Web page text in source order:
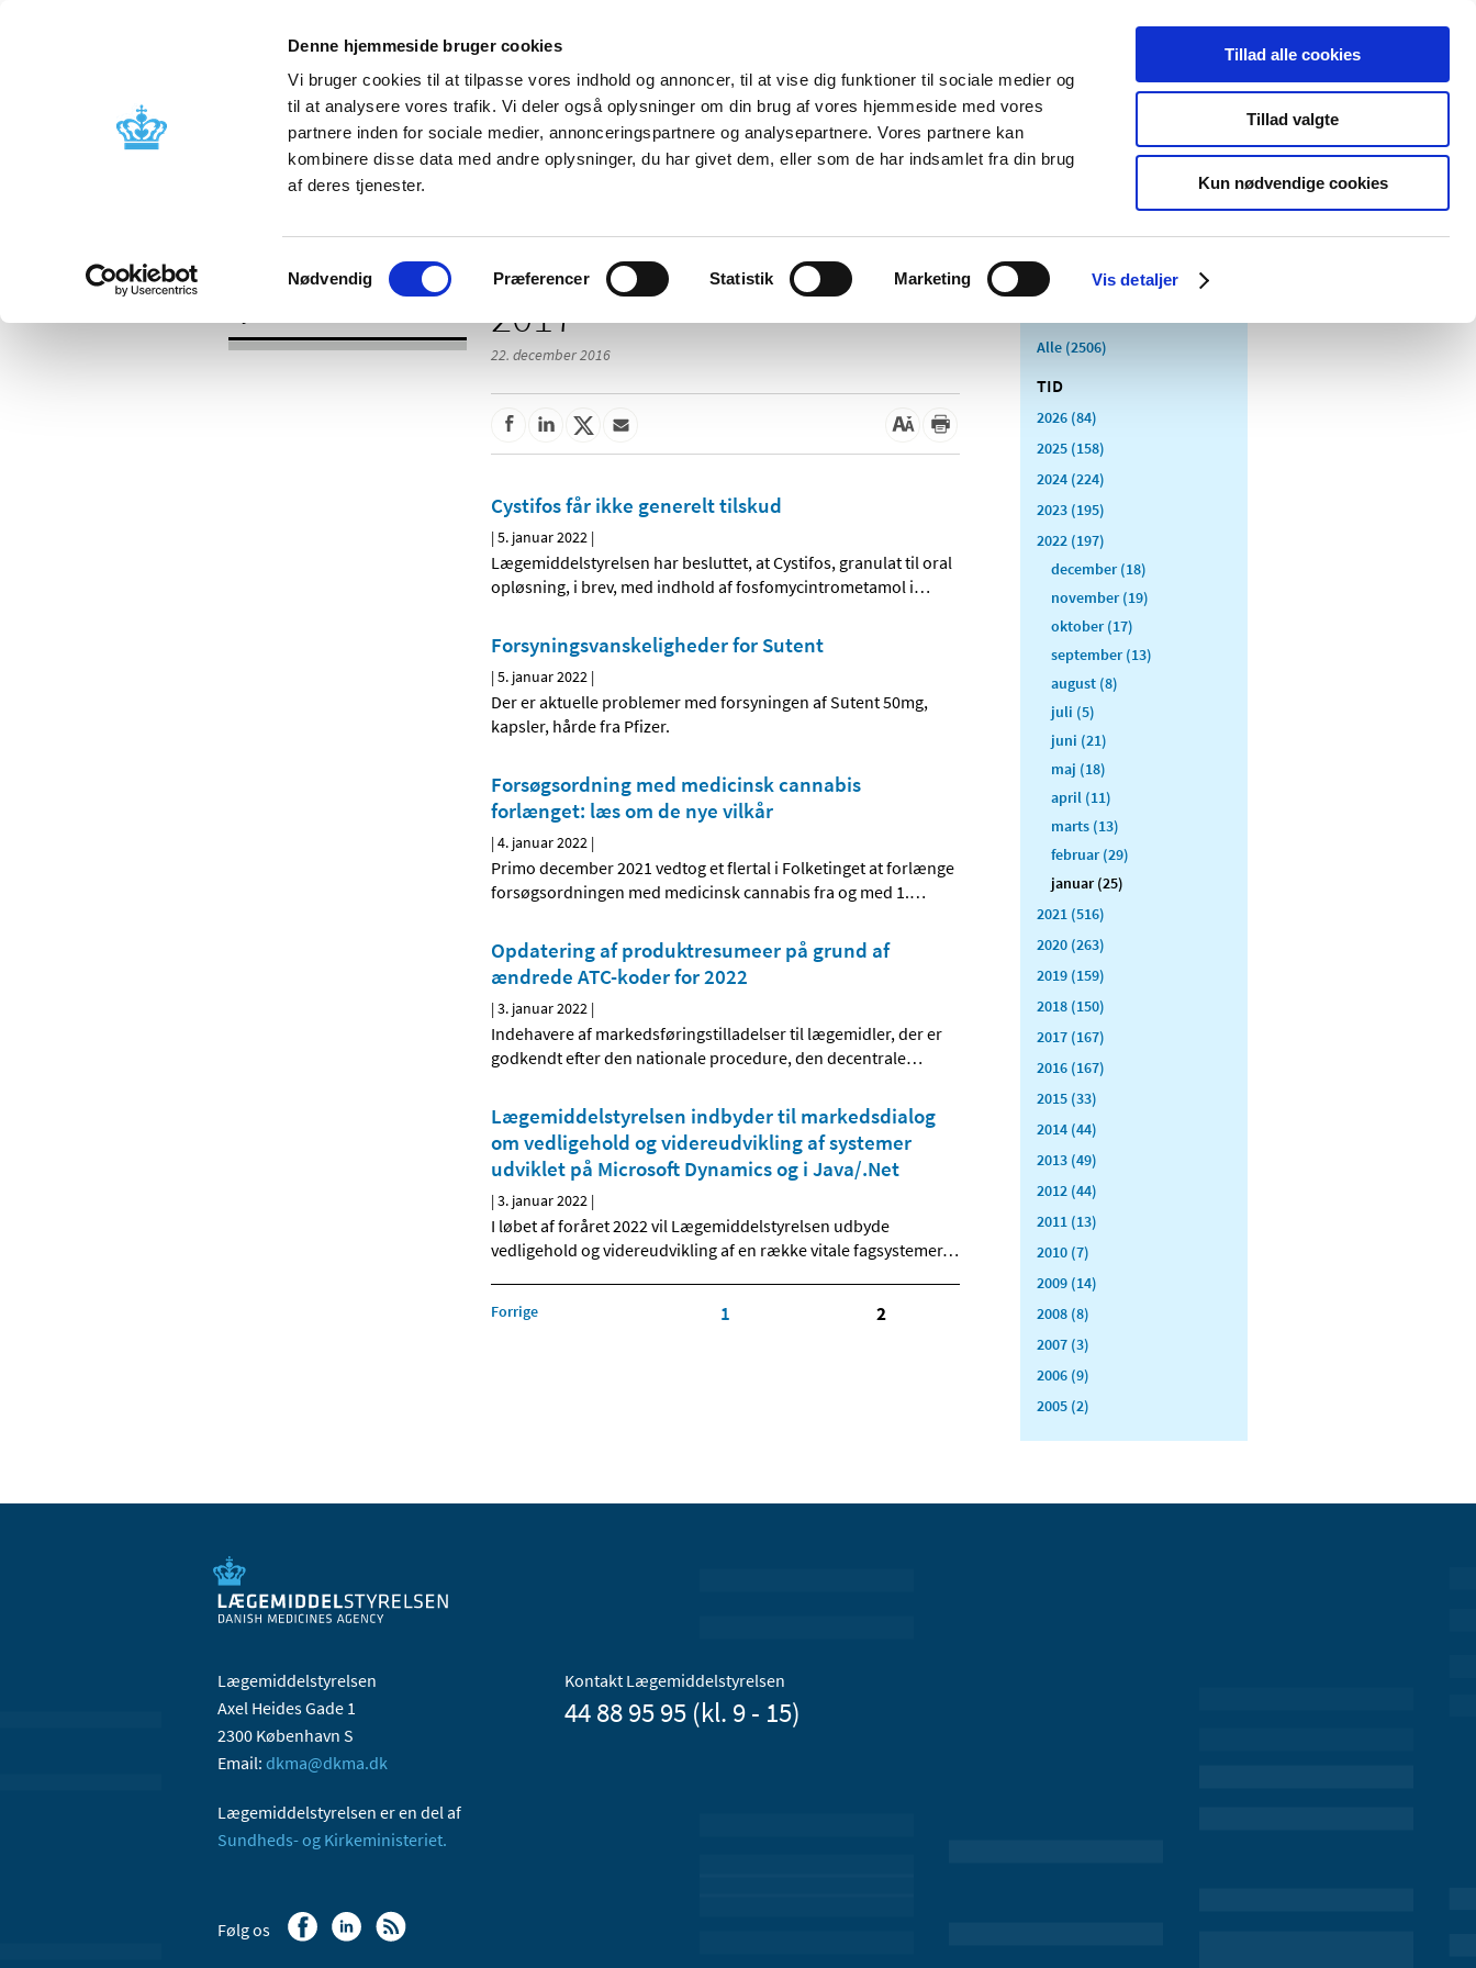
Denne hjemmeside bruger cookies
Vi bruger cookies til at tilpasse vores indhold og annoncer, til at vise dig funktioner til sociale medier og
til at analysere vores trafik. Vi deler også oplysninger om din brug af vores hjemmeside med vores
partnere inden for sociale medier, annonceringspartnere og analysepartnere. Vores partnere kan
kombinere disse data med andre oplysninger, du har givet dem, eller som de har indsamlet fra din brug
af deres tjenester.
Samtykkevalg
Nødvendig Præferencer Statistik Marketing Vis detaljer
Tillad alle cookies
Tillad valgte
Kun nødvendige cookies
Nyheder Om os Kontakt Udgivelser
Godkendelse og
Bivirkninger og
produktinformation
Tilskud og
Apoteker og salg af
Medicinsk
Særlige
produktområder
2017
22. december 2016
Cystifos får ikke generelt tilskud
|5. januar 2022 |
Lægemiddelstyrelsen har besluttet, at Cystifos, granulat til oral
opløsning, i brev, med indhold af fosfomycintrometamol i…
Forsyningsvanskeligheder for Sutent
|5. januar 2022 |
Der er aktuelle problemer med forsyningen af Sutent 50mg,
kapsler, hårde fra Pfizer.
Forsøgsordning med medicinsk cannabis
forlænget: læs om de nye vilkår
|4. januar 2022 |
Primo december 2021 vedtog et flertal i Folketinget at forlænge
forsøgsordningen med medicinsk cannabis fra og med 1.…
Opdatering af produktresumeer på grund af
ændrede ATC-koder for 2022
|3. januar 2022 |
Indehavere af markedsføringstilladelser til lægemidler, der er
godkendt efter den nationale procedure, den decentrale…
Lægemiddelstyrelsen indbyder til markedsdialog
om vedligehold og videreudvikling af systemer
udviklet på Microsoft Dynamics og i Java/.Net
|3. januar 2022 |
I løbet af foråret 2022 vil Lægemiddelstyrelsen udbyde
vedligehold og videreudvikling af en række vitale fagsystemer…
Forrige 1 2
Alle (2506)
TID
2026 (84)
2025 (158)
2024 (224)
2023 (195)
2022 (197)
december (18)
november (19)
oktober (17)
september (13)
august (8)
juli (5)
juni (21)
maj (18)
april (11)
marts (13)
februar (29)
januar (25)
2021 (516)
2020 (263)
2019 (159)
2018 (150)
2017 (167)
2016 (167)
2015 (33)
2014 (44)
2013 (49)
2012 (44)
2011 (13)
2010 (7)
2009 (14)
2008 (8)
2007 (3)
2006 (9)
2005 (2)
Lægemiddelstyrelsen
Axel Heides Gade 1
2300 København S
Email: dkma@dkma.dk
Lægemiddelstyrelsen er en del af
Sundheds- og Kirkeministeriet.
Kontakt Lægemiddelstyrelsen
44 88 95 95 (kl. 9 - 15)
Følg os